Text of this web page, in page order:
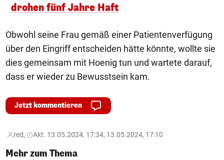
drohen fünf Jahre Haft
Obwohl seine Frau gemäß einer Patientenverfügung
über den Eingriff entscheiden hätte könnte, wollte sie
dies gemeinsam mit Hoenig tun und wartete darauf,
dass er wieder zu Bewusstsein kam.
Jetzt kommentieren
red, Akt. 13.05.2024, 17:34, 13.05.2024, 17:10
Mehr zum Thema